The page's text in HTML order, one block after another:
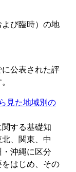
び臨時）の地
公表された評
見た地域別の
する基礎知
、関東、中
沖縄に区分
はじめ、その